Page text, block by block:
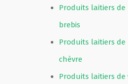
Produits laitiers de
brebis
Produits laitiers de
chèvre
Produits laitiers de